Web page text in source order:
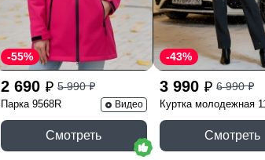
2 690 p 5 990p
-55%
Парка 9568R Видео
Смотреть
3 990 p 6 990p
-43%
Куртка молодежная
Смотреть